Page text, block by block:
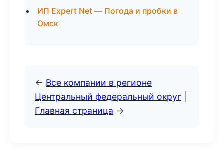
ИП Expert Net — Погода и пробки в
Омск
← Все компании в регионе
Центральный федеральный округ
Главная страница →